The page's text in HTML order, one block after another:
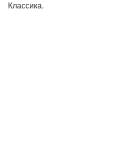
Классика.